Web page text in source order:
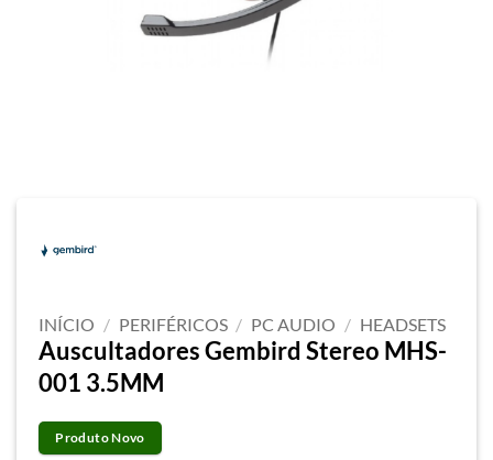
INÍCIO / PERIFÉRICOS / PC AUDIO / HEADSETS
Auscultadores Gembird Stereo MHS-
001 3.5MM
Produto Novo